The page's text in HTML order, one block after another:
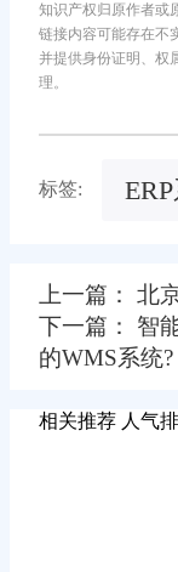
知识产权归原作者或
链接内容可能存在不
并提供身份证明、权
理。
标签:
上一篇： 北
下一篇： 智
的WMS系统?
相关推荐 人气